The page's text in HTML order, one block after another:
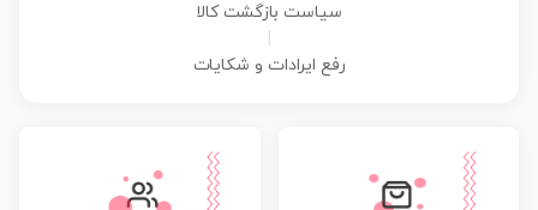
سیاست بازگشت کالا
رفع ایرادات و شکایات